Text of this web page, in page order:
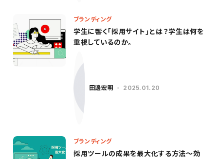
ブランディング
学生に響く「採用サイト」とは？学生は何を
重視しているのか。
田邊宏明 2025.01.20
ブランディング
採用ツールの成果を最大化する方法～効